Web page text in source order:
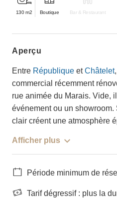
130 m2 Boutique Bar & Restaurant
aperçu
Entre République etChâtelet
commercial récemment
rue animée du Marais. Vide,
événement ou un showroom.
clair créent une atmosphère
Afficher plus
Période minimum de
Tarif dégressif : plus la